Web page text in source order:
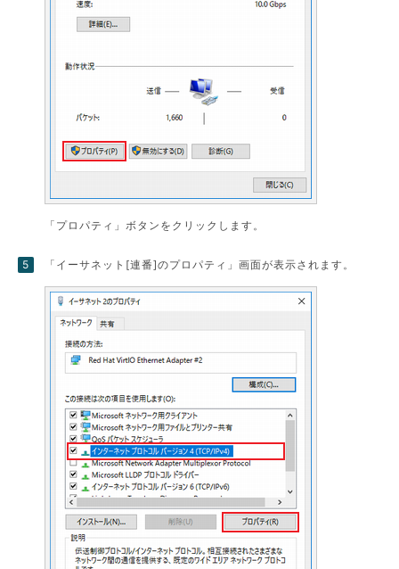
「プロパティ」ボタンをクリックします。
「イーサネット[連番]のプロパティ」画面が表示されます。